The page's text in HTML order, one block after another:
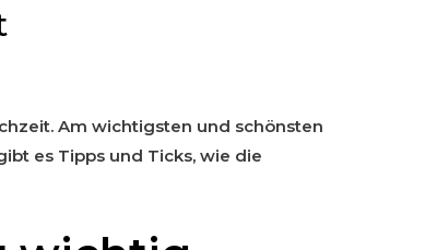
Am wichtigsten und schönsten
es Tipps und Ticks, wie die